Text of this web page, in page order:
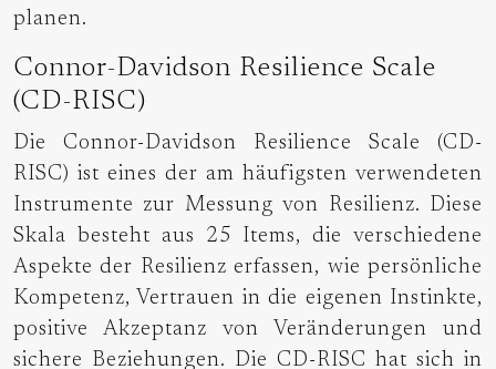
planen.
Connor-Davidson Resilience Scale
(CD-RISC)
Die Connor-Davidson Resilience Scale (CD-
RISC) ist eines der am häufigsten verwendeten
Instrumente zur Messung von Resilienz. Diese
Skala besteht aus 25 Items, die verschiedene
Aspekte der Resilienz erfassen, wie persönliche
Kompetenz, Vertrauen in die eigenen Instinkte,
positive Akzeptanz von Veränderungen und
sichere Beziehungen. Die CD-RISC hat sich in